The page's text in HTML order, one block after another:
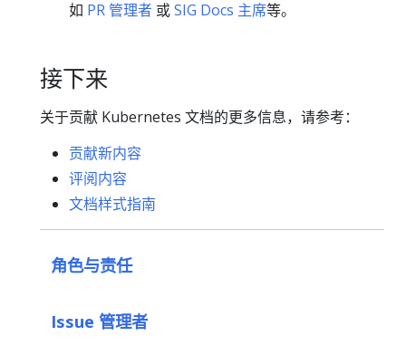
如 PR 管理者 或SIG Docs 主席等。
接下来
关于贡献 Kubernetes 文档的更多信息，请参考：
贡献新内容
评阅内容
文档样式指南
角色与责任
Issue 管理者